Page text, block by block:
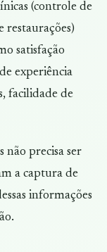
(controle de
restaurações)
satisfação
experiência
facilidade de
não precisa ser
a captura de
informações